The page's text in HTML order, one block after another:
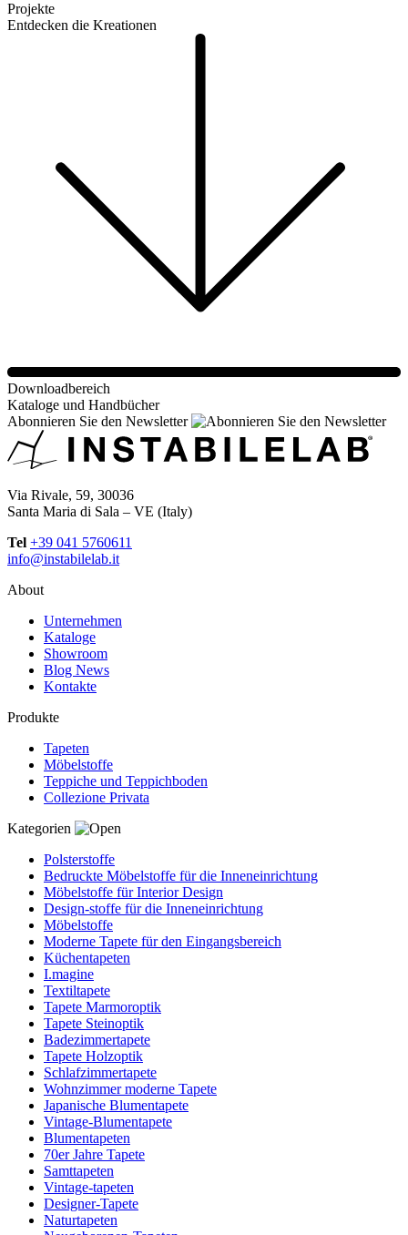
Projekte
Entdecken die Kreationen
Downloadbereich
Kataloge und Handbücher
Abonnieren Sie den Newsletter
Via Rivale, 59, 30036
Santa Maria di Sala – VE (Italy)
Tel +39 041 5760611
info@instabilelab.it
About
Unternehmen
Kataloge
Showroom
Blog News
Kontakte
Produkte
Tapeten
Möbelstoffe
Teppiche und Teppichboden
Collezione Privata
Kategorien
Polsterstoffe
Bedruckte Möbelstoffe für die Inneneinrichtung
Möbelstoffe für Interior Design
Design-stoffe für die Inneneinrichtung
Möbelstoffe
Moderne Tapete für den Eingangsbereich
Küchentapeten
I.magine
Textiltapete
Tapete Marmoroptik
Tapete Steinoptik
Badezimmertapete
Tapete Holzoptik
Schlafzimmertapete
Wohnzimmer moderne Tapete
Japanische Blumentapete
Vintage-Blumentapete
Blumentapeten
70er Jahre Tapete
Samttapeten
Vintage-tapeten
Designer-Tapete
Naturtapeten